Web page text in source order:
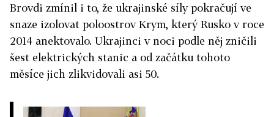
Brovdi zmínil i to, že ukrajinské síly pokračují ve
snaze izolovat poloostrov Krym, který Rusko v roce
2014 anektovalo. Ukrajinci v noci podle něj zničili
šest elektrických stanic a od začátku tohoto
měsíce jich zlikvidovali asi 50.